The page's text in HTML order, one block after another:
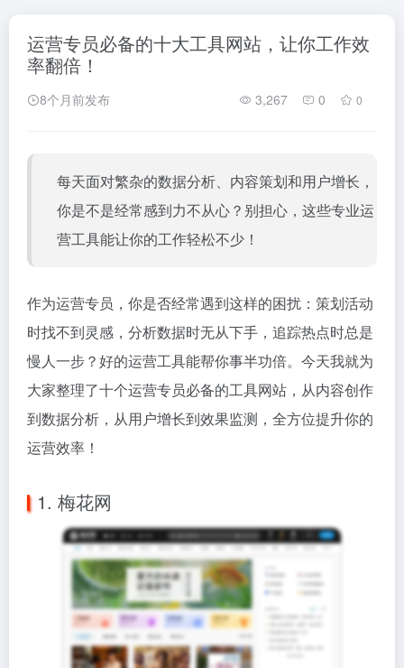
运营专员必备的十大工具网站，让你工作效
率翻倍！
8个月前发布 3,267 0 0
每天面对繁杂的数据分析、内容策划和用户增长，
你是不是经常感到力不从心？别担心，这些专业运
营工具能让你的工作轻松不少！
作为运营专员，你是否经常遇到这样的困扰：策划活动
时找不到灵感，分析数据时无从下手，追踪热点时总是
慢人一步？好的运营工具能帮你事半功倍。今天我就为
大家整理了十个运营专员必备的工具网站，从内容创作
到数据分析，从用户增长到效果监测，全方位提升你的
运营效率！
1. 梅花网